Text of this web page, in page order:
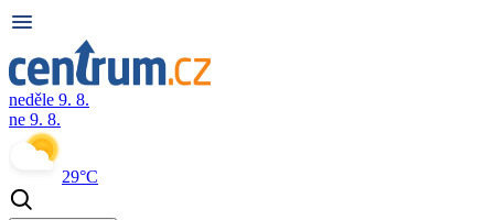
neděle 9. 8.
ne 9. 8.
29°C